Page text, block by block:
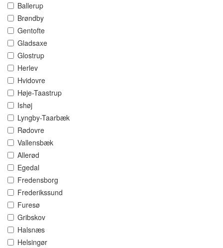
Ballerup
Brøndby
Gentofte
Gladsaxe
Glostrup
Herlev
Hvidovre
Høje-Taastrup
Ishøj
Lyngby-Taarbæk
Rødovre
Vallensbæk
Allerød
Egedal
Fredensborg
Frederikssund
Furesø
Gribskov
Halsnæs
Helsingør